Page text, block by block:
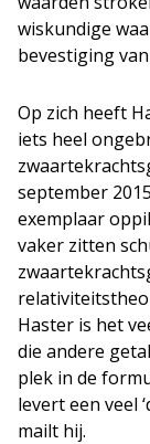
wiskundige
bevestiging
Op zich heeft
iets heel
september
exemplaar
vaker zitten
Haster is het
die andere
plek in de
levert een veel
mailt hij.